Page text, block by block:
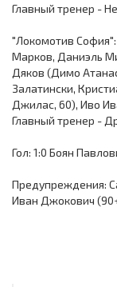
Главный тренер -
"Локомотив
Марков, Даниэль
Дяков (Димо
Залатински,
Джилас, 60), Иво
Главный тренер -
Гол: 1:0 Боян
Предупреждения:
Иван Джокович